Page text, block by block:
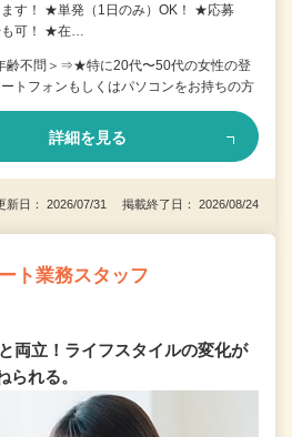
す！ ★単発（1日のみ）OK！ ★応募
可！ ★在…
齢不問＞⇒★特に20代〜50代の女性の登
フォンもしくはパソコンをお持ちの方
詳細を見る
新日： 2026/07/31 掲載終了日： 2026/08/24
ト業務スタッフ
両立！ライフスタイルの変化が
られる。